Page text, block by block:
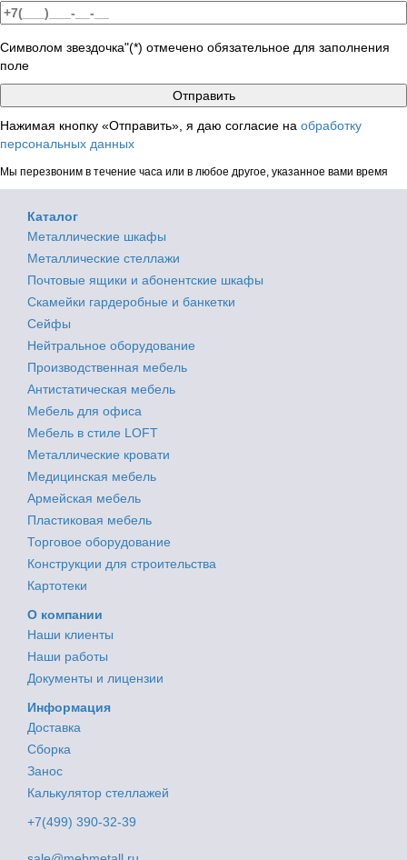
Символом звездочка"(*) отмечено обязательное для заполнения
поле
Нажимая кнопку «Отправить», я даю согласие на обработку
персональных данных
Мы перезвоним в течение часа или в любое другое, указанное вами время
Каталог
Металлические шкафы
Металлические стеллажи
Почтовые ящики и абонентские шкафы
Скамейки гардеробные и банкетки
Сейфы
Нейтральное оборудование
Производственная мебель
Антистатическая мебель
Мебель для офиса
Мебель в стиле LOFT
Металлические кровати
Медицинская мебель
Армейская мебель
Пластиковая мебель
Торговое оборудование
Конструкции для строительства
Картотеки
О компании
Наши клиенты
Наши работы
Документы и лицензии
Информация
Доставка
Сборка
Занос
Калькулятор стеллажей
+7(499) 390-32-39